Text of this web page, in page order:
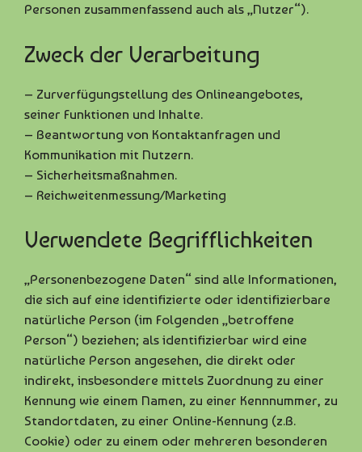
Personen zusammenfassend auch als „Nutzer“).
Zweck der Verarbeitung
– Zurverfügungstellung des Onlineangebotes,
seiner Funktionen und Inhalte.
– Beantwortung von Kontaktanfragen und
Kommunikation mit Nutzern.
– Sicherheitsmaßnahmen.
– Reichweitenmessung/Marketing
Verwendete Begrifflichkeiten
„Personenbezogene Daten“ sind alle Informationen,
die sich auf eine identifizierte oder identifizierbare
natürliche Person (im Folgenden „betroffene
Person“) beziehen; als identifizierbar wird eine
natürliche Person angesehen, die direkt oder
indirekt, insbesondere mittels Zuordnung zu einer
Kennung wie einem Namen, zu einer Kennnummer, zu
Standortdaten, zu einer Online-Kennung (z.B.
Cookie) oder zu einem oder mehreren besonderen